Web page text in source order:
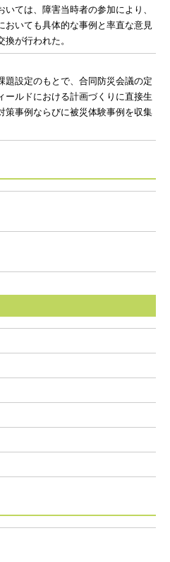
ては、障害当時者の参加により、
おいても具体的な事例と率直な意見
が行われた。
題設定のもとで、合同防災会議の定
ールドにおける計画づくりに直接生
策事例ならびに被災体験事例を収集